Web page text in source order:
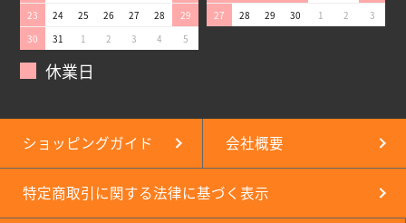
23
24 25 26 27 28
29
30
31 1 2 3 4 5
27
28 29 30 1 2 3
休業日
ショッピングガイド 会社概要
特定商取引に関する法律に基づく表示